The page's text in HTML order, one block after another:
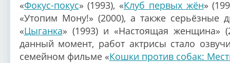
«Фокус-покус» (1993), «Клуб первых жён»
«Утопим Мону!» (2000), а также серьёзные
«Цыганка» (1993) и «Настоящая женщина»
данный момент, работ актрисы стало
семейном фильме «Кошки против собак: